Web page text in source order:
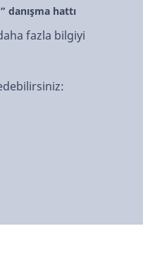
danışma hattı
fazla bilgiyi